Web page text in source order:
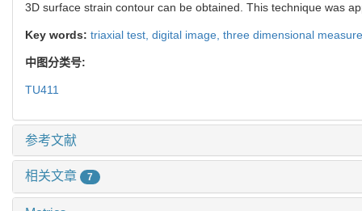
3D surface strain contour can be obtained. This technique was
Key words: triaxial test, digital image, three dimensional
中图分类号:
TU411
参考文献
相关文章 7